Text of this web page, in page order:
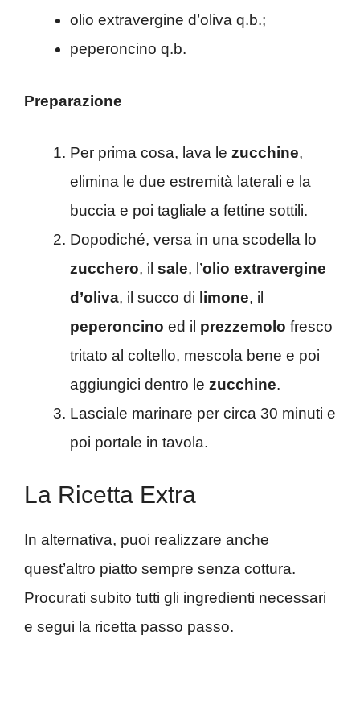
olio extravergine d’oliva q.b.;
peperoncino q.b.
Preparazione
Per prima cosa, lava le zucchine,
elimina le due estremità laterali e la
buccia e poi tagliale a fettine sottili.
Dopodiché, versa in una scodella lo
zucchero, il sale, l’olio extravergine
d’oliva, il succo di limone, il
peperoncino ed il prezzemolo fresco
tritato al coltello, mescola bene e poi
aggiungici dentro le zucchine.
Lasciale marinare per circa 30 minuti e
poi portale in tavola.
La Ricetta Extra
In alternativa, puoi realizzare anche
quest’altro piatto sempre senza cottura.
Procurati subito tutti gli ingredienti necessari
e segui la ricetta passo passo.